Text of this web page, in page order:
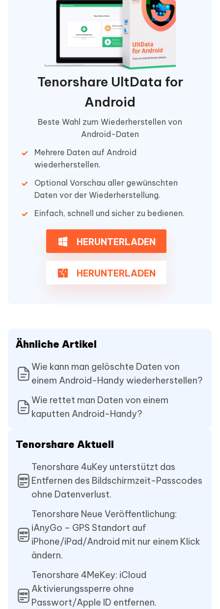
Tenorshare UltData for
Android
Beste Wahl zum Wiederherstellen von
Android-Daten
Mehrere Daten auf Android
wiederherstellen.
Optional Vorschau aller gewünschten
Daten vor der Wiederherstellung.
Einfach, schnell und sicher zu bedienen.
HERUNTERLADEN
HERUNTERLADEN
Ähnliche Artikel
Wie kann man gelöschte Daten von
einem Android-Handy wiederherstellen?
Wie rettet man Daten von einem
kaputten Android-Handy?
Tenorshare Aktuell
Tenorshare 4uKey unterstützt das
Entfernen des Bildschirmzeit-Passcodes
ohne Datenverlust.
Tenorshare Neue Veröffentlichung:
iAnyGo – GPS Standort auf
iPhone/iPad/Android mit nur einem Klick
ändern.
Tenorshare 4MeKey: iCloud
Aktivierungssperre ohne
Passwort/Apple ID entfernen.